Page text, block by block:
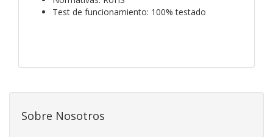
Test de funcionamiento: 100% testado
Sobre Nosotros